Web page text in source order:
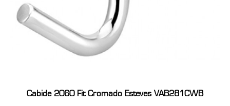
Cabide 2060 Fit Cromado Esteves VAB281CWB